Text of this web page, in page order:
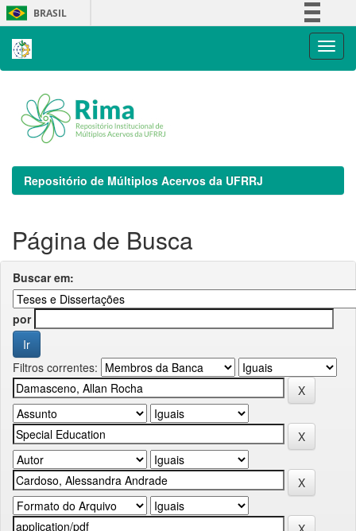
Skip
navigation
BRASIL
Repositório de Múltiplos Acervos da UFRRJ
Página de Busca
Buscar em:
por
Filtros correntes: